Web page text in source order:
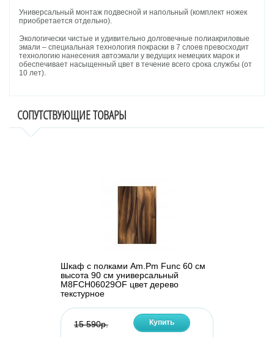
Универсальный монтаж подвесной и напольный (комплект ножек
приобретается отдельно).
Экологически чистые и удивительно долговечные полиакриловые
эмали – специальная технология покраски в 7 слоев превосходит
технологию нанесения автоэмали у ведущих немецких марок и
обеспечивает насыщенный цвет в течение всего срока службы (от
10 лет).
СОПУТСТВУЮЩИЕ ТОВАРЫ
Шкаф с полками Am.Pm Func 60 см
высота 90 см универсальный
M8FCH06029OF цвет дерево
текстурное
15 590р. Купить